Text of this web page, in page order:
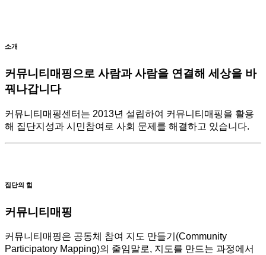
소개
커뮤니티매핑으로 사람과 사람을 연결해 세상을 바
꿔나갑니다
커뮤니티매핑센터는 2013년 설립하여 커뮤니티매핑을 활용
해 집단지성과 시민참여로 사회 문제를 해결하고 있습니다.
집단의 힘
커뮤니티매핑
커뮤니티매핑은 공동체 참여 지도 만들기(Community
Participatory Mapping)의 줄임말로, 지도를 만드는 과정에서